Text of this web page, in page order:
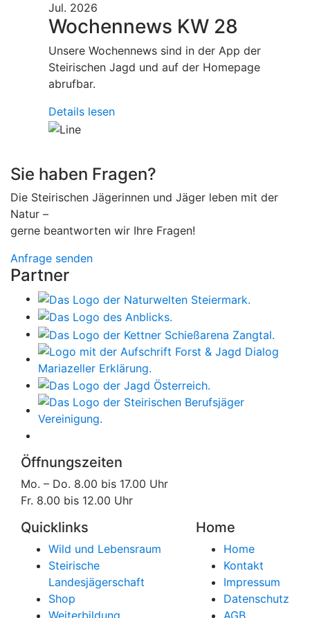
Jul. 2026
Wochennews KW 28
Unsere Wochennews sind in der App der
Steirischen Jagd und auf der Homepage
abrufbar.
Details lesen
Sie haben Fragen?
Die Steirischen Jägerinnen und Jäger leben mit der
Natur –
gerne beantworten wir Ihre Fragen!
Anfrage senden
Partner
Öffnungszeiten
Mo. – Do. 8.00 bis 17.00 Uhr
Fr. 8.00 bis 12.00 Uhr
Quicklinks
Wild und Lebensraum
Steirische
Landesjägerschaft
Shop
Home
Home
Kontakt
Impressum
Datenschutz